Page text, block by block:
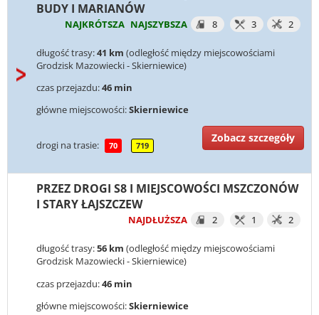
BUDY I MARIANÓW
NAJKRÓTSZA NAJSZYBSZA 8 3 2
długość trasy:41 km (odległość między miejscowościami
Grodzisk Mazowiecki - Skierniewice)
czas przejazdu:46 min
główne miejscowości:Skierniewice
drogi na trasie: 70 719
Zobacz szczegóły
PRZEZ DROGI S8 I MIEJSCOWOŚCI MSZCZONÓW
I STARY ŁAJSZCZEW
NAJDŁUŻSZA 2 1 2
długość trasy:56 km (odległość między miejscowościami
Grodzisk Mazowiecki - Skierniewice)
czas przejazdu:46 min
główne miejscowości:Skierniewice